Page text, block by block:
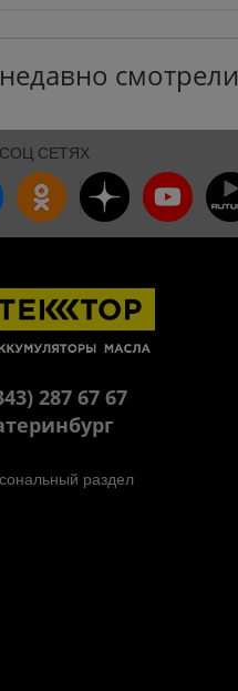
смотрели
СЕТЯХ
287 67 67
раздел